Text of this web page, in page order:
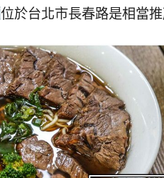
位於台北市長春路是相當